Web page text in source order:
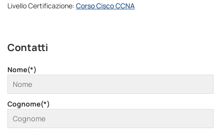
Livello Certificazione: Corso Cisco CCNA
Contatti
Nome(*)
Cognome(*)